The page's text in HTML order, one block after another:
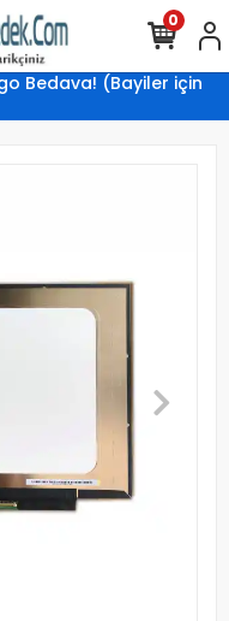
Bedava! (Bayiler için
0